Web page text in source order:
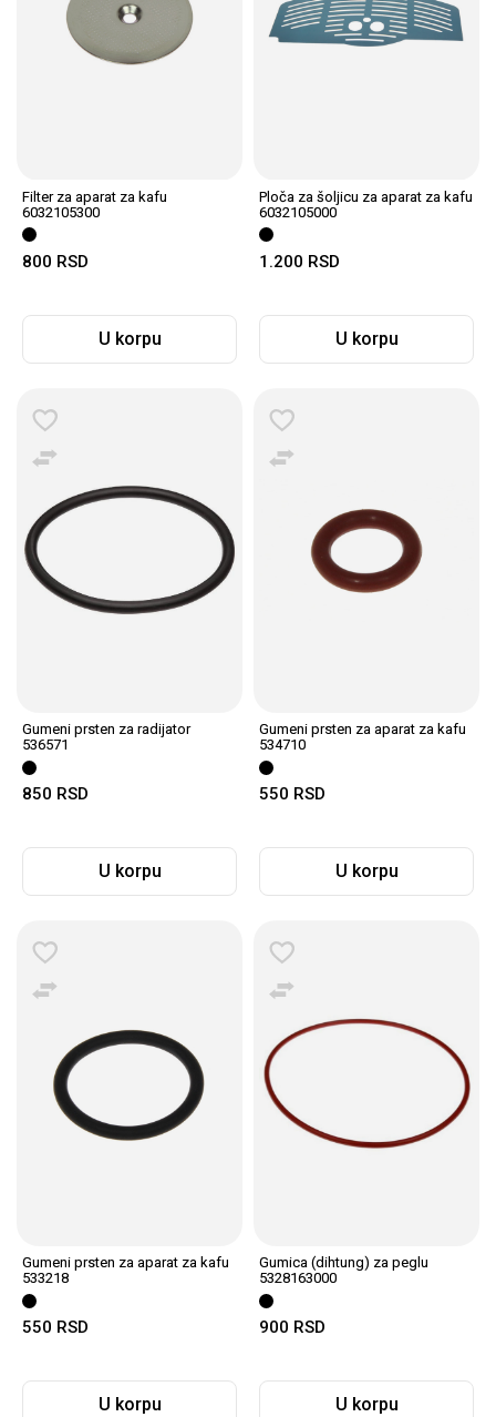
Filter za aparat za kafu
6032105300
800 RSD
U korpu
Ploča za šoljicu za aparat za kafu
6032105000
1.200 RSD
U korpu
Gumeni prsten za radijator
536571
850 RSD
U korpu
Gumeni prsten za aparat za kafu
534710
550 RSD
U korpu
Gumeni prsten za aparat za kafu
533218
550 RSD
U korpu
Gumica (dihtung) za peglu
5328163000
900 RSD
U korpu